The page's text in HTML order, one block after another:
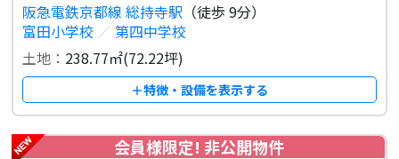
阪急電鉄京都線 総持寺駅 （徒歩 9分）
富田小学校 ／ 第四中学校
土地： 238.77㎡(72.22坪)
＋特徴・設備を表示する
会員様限定! 非公開物件